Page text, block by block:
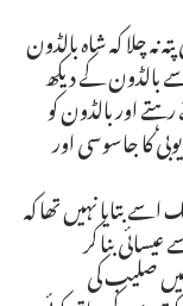
نہ چلا کہ شاہ بالڈون
بالڈون کے دیکھ
اور بالڈون کو
کا جاسوسی اور
بتایا نہیں تھا کہ
بنا کر
صلیب کی